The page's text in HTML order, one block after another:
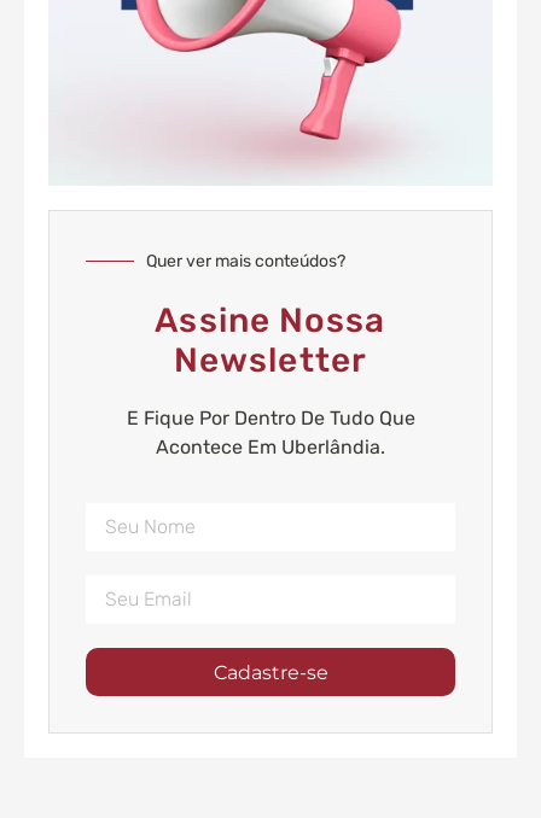
Quer ver mais conteúdos?
Assine Nossa
Newsletter
E Fique Por Dentro De Tudo Que
Acontece Em Uberlândia.
Cadastre-se